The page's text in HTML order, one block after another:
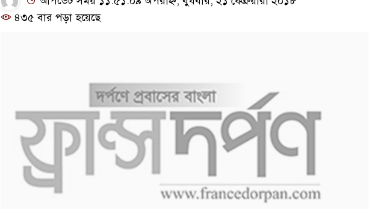
৪৩৫ বার পড়া হয়েছে